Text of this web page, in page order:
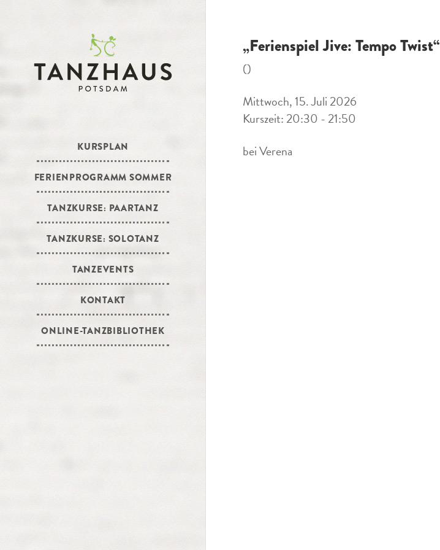
KURSPLAN
FERIENPROGRAMM SOMMER
TANZKURSE: PAARTANZ
TANZKURSE: SOLOTANZ
TANZEVENTS
KONTAKT
ONLINE-TANZBIBLIOTHEK
„Ferienspiel Jive: Tempo Twist“
()
Mittwoch, 15. Juli 2026
Kurszeit: 20:30 - 21:50
bei Verena